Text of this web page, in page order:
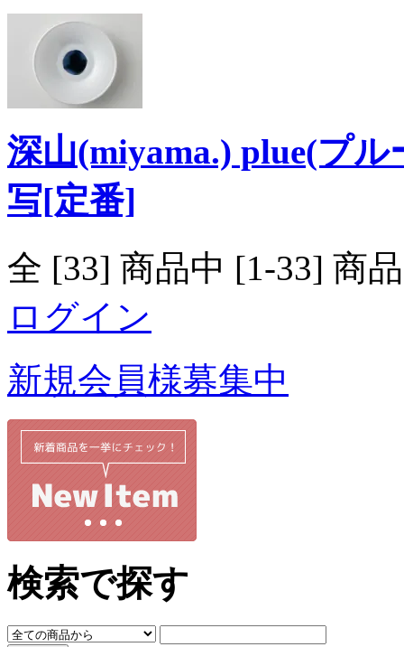
深山(miyama.) plue(プ
写[定番]
全 [33] 商品中 [1-33] 商
ログイン
新規会員様募集中
検索で探す